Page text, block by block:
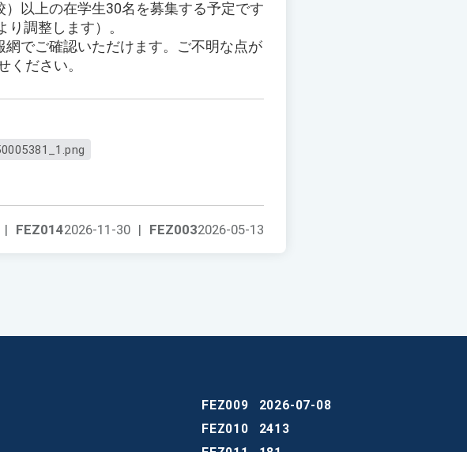
以上の在学生30名を募集する予定です
調整します）。
でご確認いただけます。ご不明な点が
ください。
FEZ0032026-05-13
FEZ0142026-11-30 |
|
FEZ009
2026-07-08
FEZ010
2413